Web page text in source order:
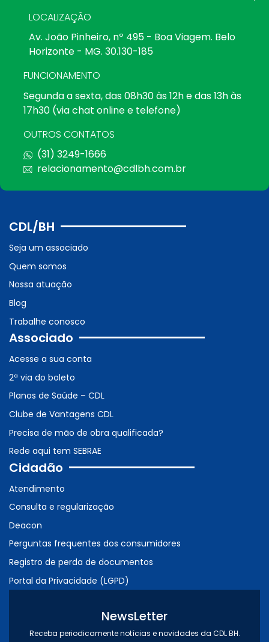
LOCALIZAÇÃO
Av. João Pinheiro, nº 495 - Boa Viagem. Belo
Horizonte - MG. 30.130-185
FUNCIONAMENTO
Segunda a sexta, das 08h30 às 12h e das 13h às
17h30 (via chat online e telefone)
OUTROS CONTATOS
(31) 3249-1666
relacionamento@cdlbh.com.br
CDL/BH
Seja um associado
Quem somos
Nossa atuação
Blog
Trabalhe conosco
Associado
Acesse a sua conta
2ª via do boleto
Planos de Saúde – CDL
Clube de Vantagens CDL
Precisa de mão de obra qualificada?
Rede aqui tem SEBRAE
Cidadão
Atendimento
Consulta e regularização
Deacon
Perguntas frequentes dos consumidores
Registro de perda de documentos
Portal da Privacidade (LGPD)
NewsLetter
Receba periodicamente notícias e novidades da CDL BH.